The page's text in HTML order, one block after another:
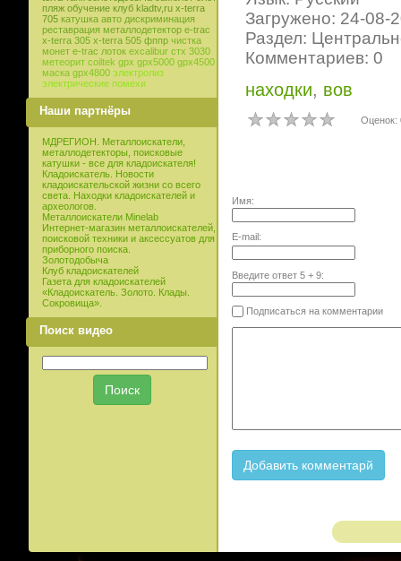
пляж обучение клуб kladtv,ru x-terra
705 катушка авто дискриминация
реставрация металлодетектор e-trac
x-terra 305 x-terra 505 фппр чистка
монет e-trac лоток excalibur стх 3030
метеорит coiltek gpx gpx5000 gpx4500
маска gpx4800 электролиз
электрические помехи
Наши партнёры
МДРЕГИОН. Металлоискатели,
металлодетекторы, поисковые
катушки - все для кладоискателя!
Кладоискатель. Новости
кладоискательской жизни со всего
света. Находки кладоискателей и
археологов.
Металлоискатели Minelab
Интернет-магазин металлоискателей,
поисковой техники и аксессуатов для
приборного поиска.
Золотодобыча
Клуб кладоискателей
Газета для кладоискателей
«Кладоискатель. Золото. Клады.
Сокровища».
Поиск видео
Загружено: 24-08-
Раздел:
Комментариев: 0
находки, вов
Оценок:
Имя:
E-mail:
Введите ответ 5+ 9:
Подписаться на комментарии